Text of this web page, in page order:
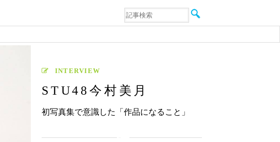
音楽
エンタメ
INTERVIEW
STU48今村美月
初写真集で意識した「作品になること」